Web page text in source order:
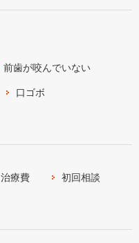
前歯が咬んでいない
口ゴボ
治療費 初回相談